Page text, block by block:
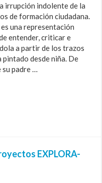
irrupción indolente de la
de formación ciudadana.
una representación
entender, criticar e
a partir de los trazos
desde niña. De
su padre …
EXPLORA-